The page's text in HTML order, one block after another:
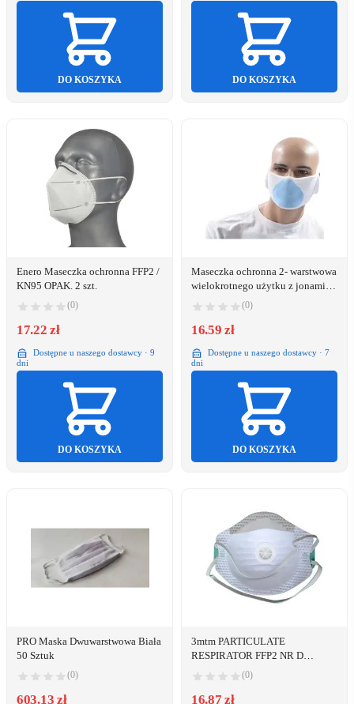
DO KOSZYKA DO KOSZYKA
Enero Maseczka ochronna FFP2 /
KN95 OPAK. 2 szt.
(0)
17.22 zł
Dostępne u naszego dostawcy · 9
dni
DO KOSZYKA
Maseczka ochronna 2- warstwowa
wielokrotnego użytku z jonami
srebra MSK010
(0)
16.59 zł
Dostępne u naszego dostawcy · 7
dni
DO KOSZYKA
PRO Maska Dwuwarstwowa Biała
50 Sztuk
(0)
603.13 zł
3mtm PARTICULATE
RESPIRATOR FFP2 NR D
(0)
16.87 zł